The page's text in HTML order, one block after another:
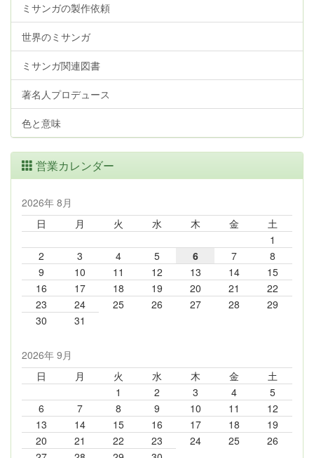
ミサンガの製作依頼
世界のミサンガ
ミサンガ関連図書
著名人プロデュース
色と意味
営業カレンダー
2026年 8月
日
月 火 水 木 金
土
1
2
3 4 5 6 7
8
9
10 11 12 13 14
15
16
17 18 19 20 21
22
23
24 25 26 27 28
29
30
31
2026年 9月
日
月 火 水 木 金
土
1
2 3 4
5
6
7 8 9 10 11
12
13
14 15 16 17 18
19
20
21 22 23 24 25
26